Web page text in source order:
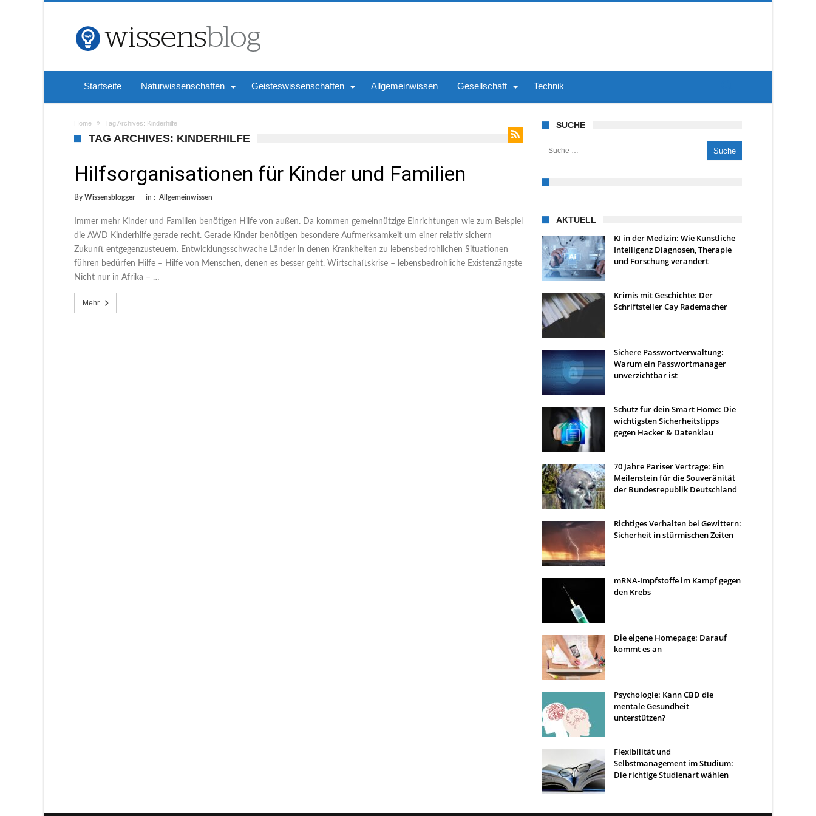
Startseite Naturwissenschaften Geisteswissenschaften Allgemeinwissen Gesellschaft Technik
Home Tag Archives: Kinderhilfe
TAG ARCHIVES: KINDERHILFE
Hilfsorganisationen für Kinder und Familien
By Wissensblogger in : Allgemeinwissen
Immer mehr Kinder und Familien benötigen Hilfe von außen. Da kommen gemeinnützige Einrichtungen wie zum Beispiel
die AWD Kinderhilfe gerade recht. Gerade Kinder benötigen besondere Aufmerksamkeit um einer relativ sichern
Zukunft entgegenzusteuern. Entwicklungsschwache Länder in denen Krankheiten zu lebensbedrohlichen Situationen
führen bedürfen Hilfe – Hilfe von Menschen, denen es besser geht. Wirtschaftskrise – lebensbedrohliche Existenzängste
Nicht nur in Afrika – …
Mehr
SUCHE
Suche nach:
AKTUELL
KI in der Medizin: Wie Künstliche
Intelligenz Diagnosen, Therapie
und Forschung verändert
Krimis mit Geschichte: Der
Schriftsteller Cay Rademacher
Sichere Passwortverwaltung:
Warum ein Passwortmanager
unverzichtbar ist
Schutz für dein Smart Home: Die
wichtigsten Sicherheitstipps
gegen Hacker & Datenklau
70 Jahre Pariser Verträge: Ein
Meilenstein für die Souveränität
der Bundesrepublik Deutschland
Richtiges Verhalten bei Gewittern:
Sicherheit in stürmischen Zeiten
mRNA-Impfstoffe im Kampf gegen
den Krebs
Die eigene Homepage: Darauf
kommt es an
Psychologie: Kann CBD die
mentale Gesundheit
unterstützen?
Flexibilität und
Selbstmanagement im Studium:
Die richtige Studienart wählen